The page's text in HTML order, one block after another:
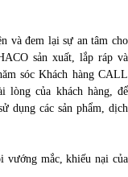
và đem lại sự an tâm cho
sản xuất, lắp ráp và
sóc Khách hàng CALL
lòng của khách hàng, để
dụng các sản phẩm, dịch
vướng mắc, khiếu nại của